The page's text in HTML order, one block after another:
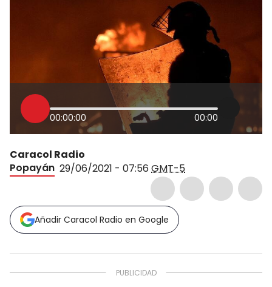
00:00:00 00:00
Caracol Radio
Popayán 29/06/2021 - 07:56 GMT-5
Añadir Caracol Radio en Google